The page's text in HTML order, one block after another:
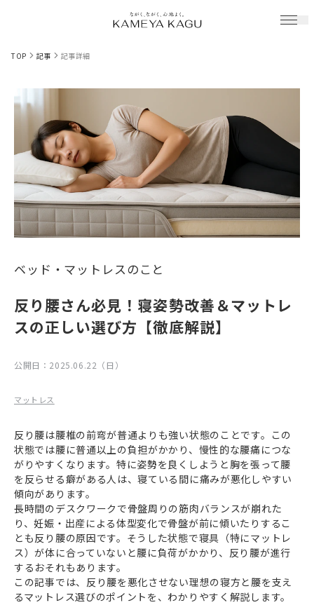
TOP 記事 記事詳細
ベッド・マットレスのこと
反り腰さん必見！寝姿勢改善＆マットレ
スの正しい選び方【徹底解説】
公開日： 2025.06.22（日）
マットレス
反り腰は腰椎の前弯が普通よりも強い状態のことです。この
状態では腰に普通以上の負担がかかり、慢性的な腰痛につな
がりやすくなります。特に姿勢を良くしようと胸を張って腰
を反らせる癖がある人は、寝ている間に痛みが悪化しやすい
傾向があります。
長時間のデスクワークで骨盤周りの筋肉バランスが崩れた
り、妊娠・出産による体型変化で骨盤が前に傾いたりするこ
とも反り腰の原因です。そうした状態で寝具（特にマットレ
ス）が体に合っていないと腰に負荷がかかり、反り腰が進行
するおそれもあります。
この記事では、反り腰を悪化させない理想の寝方と腰を支え
るマットレス選びのポイントを、わかりやすく解説します。